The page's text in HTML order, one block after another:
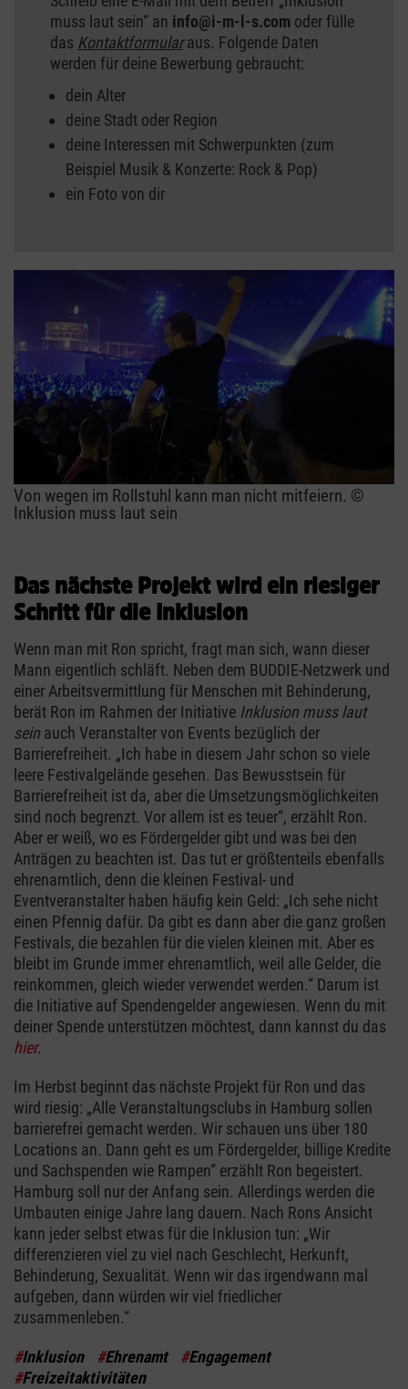
muss laut sein“ an info@i-m-l-s.com oder fülle
das Kontaktformularaus. Folgende Daten
werden für deine Bewerbung gebraucht:
dein Alter
deine Stadt oder Region
deine Interessen mit Schwerpunkten (zum
Beispiel Musik & Konzerte: Rock & Pop)
ein Foto von dir
Von wegen im Rollstuhl kann man nicht mitfeiern. ©
Inklusion muss laut sein
Das nächste Projekt wird ein riesiger
Schritt für die Inklusion
Wenn man mit Ron spricht, fragt man sich, wann dieser
Mann eigentlich schläft. Neben dem BUDDIE-Netzwerk und
einer Arbeitsvermittlung für Menschen mit Behinderung,
berät Ron im Rahmen der Initiative Inklusion muss laut
sein auch Veranstalter von Events bezüglich der
Barrierefreiheit. „Ich habe in diesem Jahr schon so viele
leere Festivalgelände gesehen. Das Bewusstsein für
Barrierefreiheit ist da, aber die Umsetzungsmöglichkeiten
sind noch begrenzt. Vor allem ist es teuer“, erzählt Ron.
Aber er weiß, wo es Fördergelder gibt und was bei den
Anträgen zu beachten ist. Das tut er größtenteils ebenfalls
ehrenamtlich, denn die kleinen Festival- und
Eventveranstalter haben häufig kein Geld: „Ich sehe nicht
einen Pfennig dafür. Da gibt es dann aber die ganz großen
Festivals, die bezahlen für die vielen kleinen mit. Aber es
bleibt im Grunde immer ehrenamtlich, weil alle Gelder, die
reinkommen, gleich wieder verwendet werden.“ Darum ist
die Initiative auf Spendengelder angewiesen. Wenn du mit
deiner Spende unterstützen möchtest, dann kannst du das
hier.
Im Herbst beginnt das nächste Projekt für Ron und das
wird riesig: „Alle Veranstaltungsclubs in Hamburg sollen
barrierefrei gemacht werden. Wir schauen uns über 180
Locations an. Dann geht es um Fördergelder, billige Kredite
und Sachspenden wie Rampen“ erzählt Ron begeistert.
Hamburg soll nur der Anfang sein. Allerdings werden die
Umbauten einige Jahre lang dauern. Nach Rons Ansicht
kann jeder selbst etwas für die Inklusion tun: „Wir
differenzieren viel zu viel nach Geschlecht, Herkunft,
Behinderung, Sexualität. Wenn wir das irgendwann mal
aufgeben, dann würden wir viel friedlicher
zusammenleben.“
#Inklusion #Ehrenamt #Engagement
#Freizeitaktivitäten